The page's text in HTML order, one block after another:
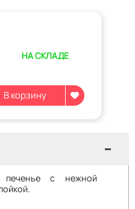
НА СКЛАДЕ
печенье с нежной